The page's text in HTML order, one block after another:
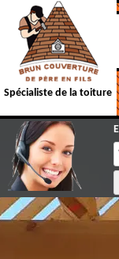
Spécialiste de la toiture